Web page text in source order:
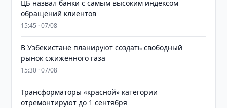
ЦБ назвал банки с самым высоким индексом
обращений клиентов
15:45 · 07/08
В Узбекистане планируют создать свободный
рынок сжиженного газа
15:30 · 07/08
Трансформаторы «красной» категории
отремонтируют до 1 сентября